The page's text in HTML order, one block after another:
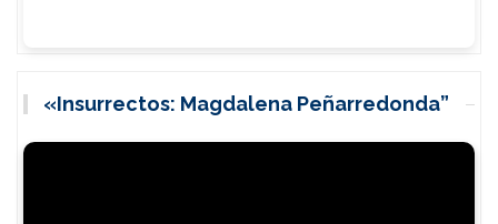
«Insurrectos: Magdalena Peñarredonda”